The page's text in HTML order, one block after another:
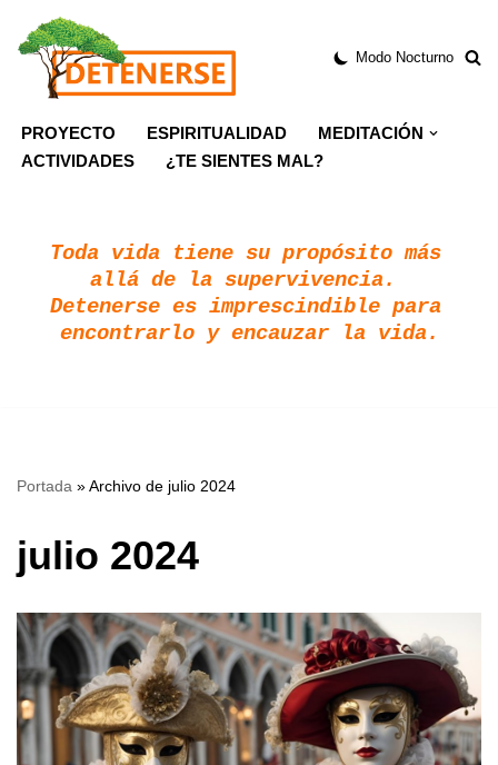
Saltar
Modo Nocturno
PROYECTO ESPIRITUALIDAD
MEDITACIÓN
ACTIVIDADES
¿TE SIENTES MAL?
Toda vida tiene su propósito más
allá de la supervivencia.
Detenerse es imprescindible para
encontrarlo y encauzar la vida.
Portada »Archivo de julio 2024
julio 2024